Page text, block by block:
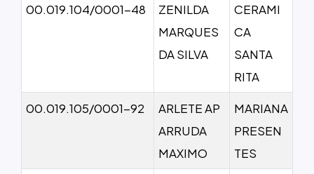
00.019.104/0001-48
ZENILDA
MARQUES
DA SILVA
CERAMI
CA
SANTA
RITA
00.019.105/0001-92
ARLETE AP
ARRUDA
MAXIMO
MARIANA
PRESEN
TES